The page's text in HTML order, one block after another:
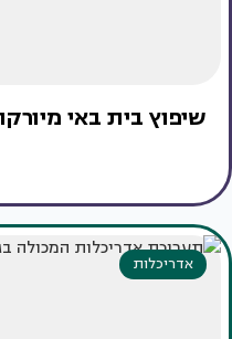
שיפוץ בית באי
אדריכלות